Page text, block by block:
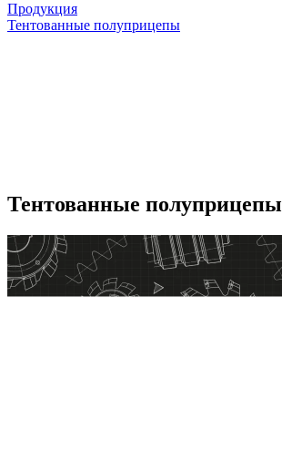
Продукция
Тентованные полуприцепы
Тентованные полуприцепы